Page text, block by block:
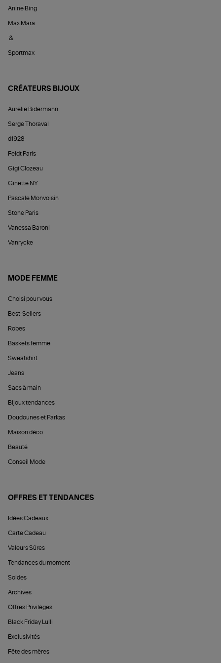
Anine Bing
Max Mara
&
Sportmax
CRÉATEURS BIJOUX
Aurélie Bidermann
Serge Thoraval
d1928
Feidt Paris
Gigi Clozeau
Ginette NY
Pascale Monvoisin
Stone Paris
Vanessa Baroni
Vanrycke
MODE FEMME
Choisi pour vous
Best-Sellers
Robes
Baskets femme
Sweatshirt
Jeans
Sacs à main
Bijoux tendances
Doudounes et Parkas
Maison déco
Beauté
Conseil Mode
OFFRES ET TENDANCES
Idées Cadeaux
Carte Cadeau
Valeurs Sûres
Tendances du moment
Soldes
Archives
Offres Privilèges
Black Friday Lulli
Exclusivités
Fête des mères